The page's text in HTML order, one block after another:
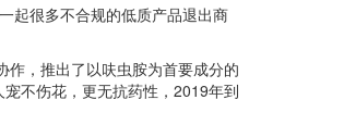
起很多不合规的低质产品退出商
，推出了以呋虫胺为首要成分的
不伤花，更无抗药性，2019年到